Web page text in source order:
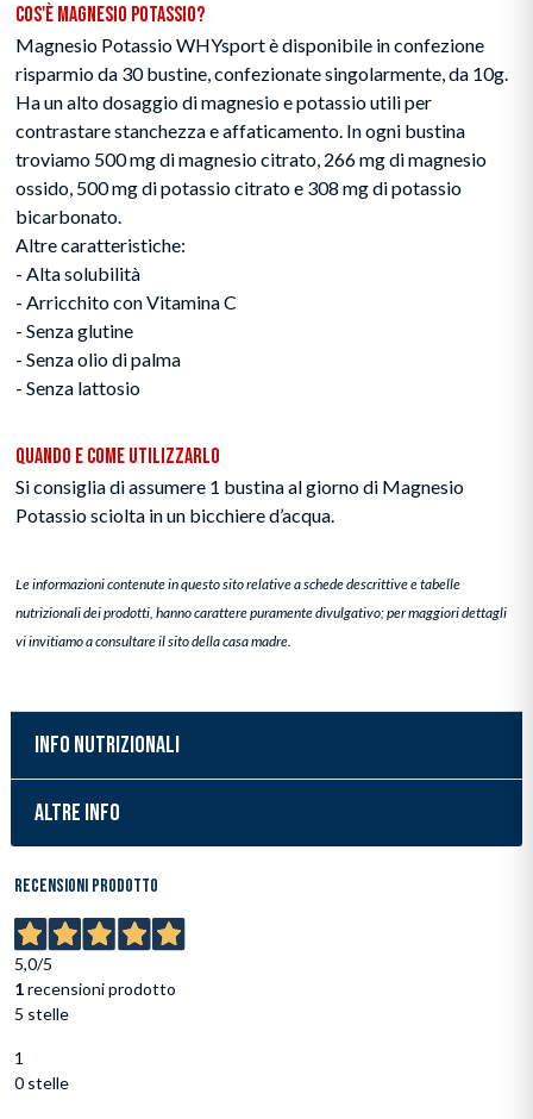
Cos'è Magnesio Potassio?
Magnesio Potassio WHYsport è disponibile in confezione
risparmio da 30 bustine, confezionate singolarmente, da 10g.
Ha un alto dosaggio di magnesio e potassio utili per
contrastare stanchezza e affaticamento. In ogni bustina
troviamo 500 mg di magnesio citrato, 266 mg di magnesio
ossido, 500 mg di potassio citrato e 308 mg di potassio
bicarbonato.
Altre caratteristiche:
- Alta solubilità
- Arricchito con Vitamina C
- Senza glutine
- Senza olio di palma
- Senza lattosio
Quando e Come Utilizzarlo
Si consiglia di assumere 1 bustina al giorno di Magnesio
Potassio sciolta in un bicchiere d’acqua.
Le informazioni contenute in questo sito relative a schede descrittive e tabelle
nutrizionali dei prodotti, hanno carattere puramente divulgativo; per maggiori dettagli
vi invitiamo a consultare il sito della casa madre.
INFO NUTRIZIONALI
ALTRE INFO
Recensioni prodotto
5,0/5
1recensioni prodotto
5 stelle
1
0 stelle